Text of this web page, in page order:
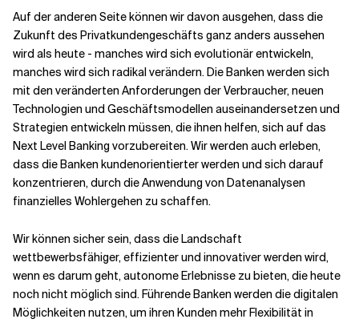
Verwandte Themen
Auf der anderen Seite können wir davon ausgehen, dass die
Zukunft des Privatkundengeschäfts ganz anders aussehen
wird als heute - manches wird sich evolutionär entwickeln,
manches wird sich radikal verändern. Die Banken werden sich
mit den veränderten Anforderungen der Verbraucher, neuen
Technologien und Geschäftsmodellen auseinandersetzen und
Strategien entwickeln müssen, die ihnen helfen, sich auf das
Next Level Banking vorzubereiten. Wir werden auch erleben,
dass die Banken kundenorientierter werden und sich darauf
konzentrieren, durch die Anwendung von Datenanalysen
finanzielles Wohlergehen zu schaffen.
Wir können sicher sein, dass die Landschaft
wettbewerbsfähiger, effizienter und innovativer werden wird,
wenn es darum geht, autonome Erlebnisse zu bieten, die heute
noch nicht möglich sind. Führende Banken werden die digitalen
Möglichkeiten nutzen, um ihren Kunden mehr Flexibilität in